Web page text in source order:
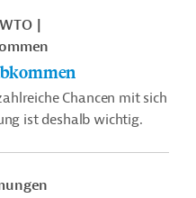
WTO
Chancen mit sich
ist deshalb wichtig.